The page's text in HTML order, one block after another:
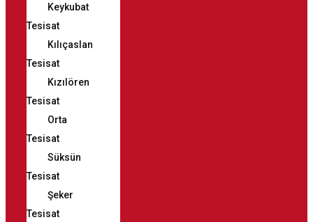
Keykubat
Tesisat
Kılıçaslan
Tesisat
Kızılören
Tesisat
Orta
Tesisat
Süksün
Tesisat
Şeker
Tesisat